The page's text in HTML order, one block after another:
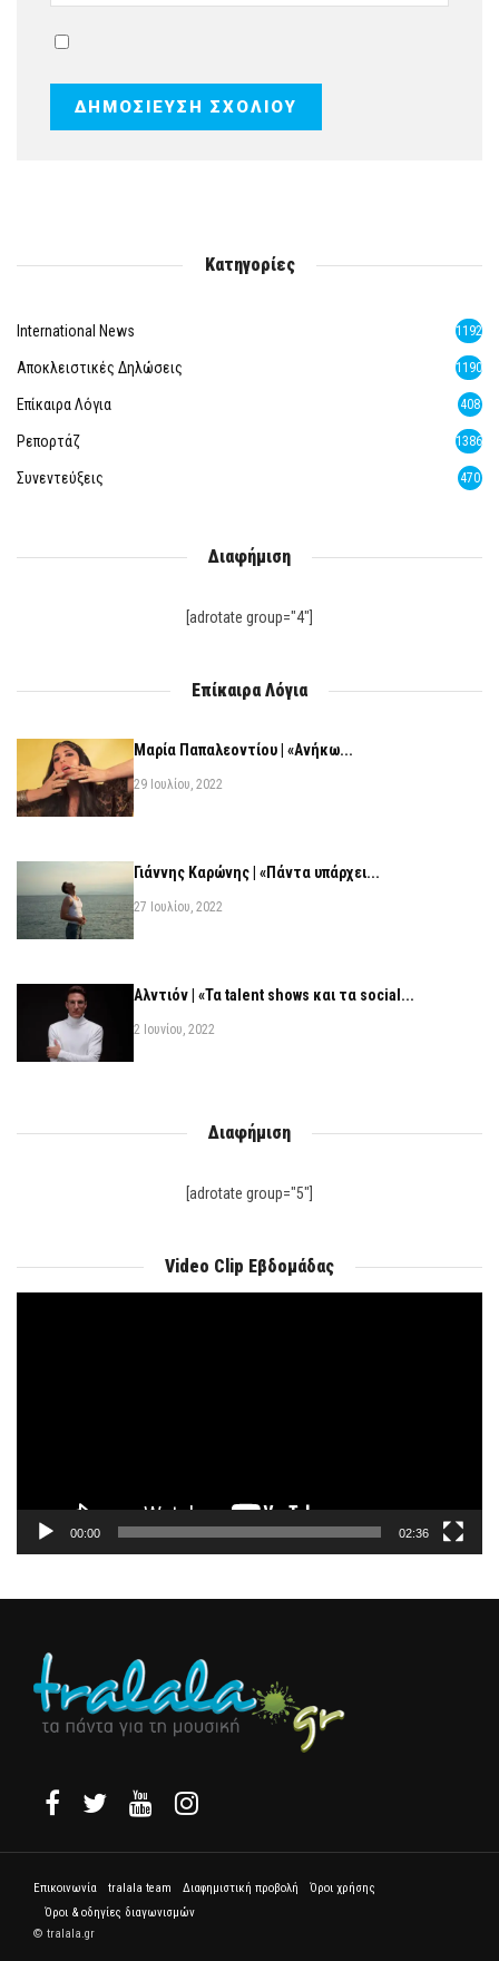
Κατηγορίες
International News 1192
Αποκλειστικές Δηλώσεις 1190
Επίκαιρα Λόγια 408
Ρεπορτάζ 1386
Συνεντεύξεις 470
Διαφήμιση
[adrotate group="4"]
Επίκαιρα Λόγια
Μαρία Παπαλεοντίου | «Ανήκω...
29 Ιουλίου, 2022
Γιάννης Καρώνης | «Πάντα υπάρχει...
27 Ιουλίου, 2022
Αλντιόν | «Τα talent shows και τα social...
2 Ιουνίου, 2022
Διαφήμιση
[adrotate group="5"]
Video Clip Εβδομάδας
00:00 02:36
Επικοινωνία tralala team Διαφημιστική προβολή
Όροι χρήσης
Όροι & οδηγίες διαγωνισμών
© tralala.gr